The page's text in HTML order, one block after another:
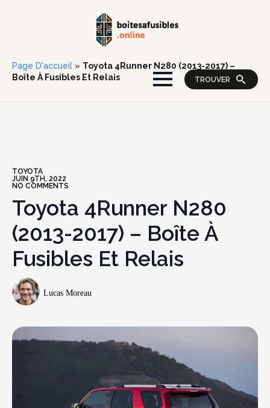
TROUVER
Page D'accueil » Toyota 4Runner N280 (2013-2017) –
Boîte À Fusibles Et Relais
TOYOTA
JUIN 9TH, 2022
NO COMMENTS
Toyota 4Runner N280
(2013-2017) – Boîte À
Fusibles Et Relais
Lucas Moreau